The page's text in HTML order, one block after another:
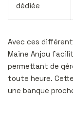
dédiée
Avec ces
Maine Anjou
permettant de
toute heure.
une banque